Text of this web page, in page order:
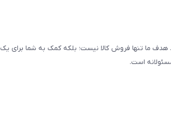
هدف ما تنها فروش کالا نیست؛ بلکه کمک به شما برای یک
است.